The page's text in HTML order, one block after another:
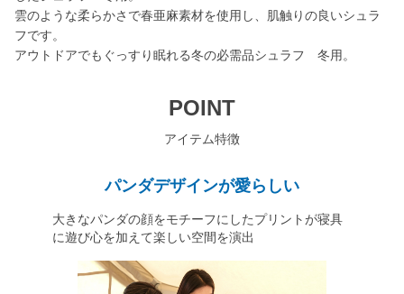
雲のような柔らかさで春亜麻素材を使用し、肌触りの良いシュラ
フです。
アウトドアでもぐっすり眠れる冬の必需品シュラフ 冬用。
POINT
アイテム特徴
パンダデザインが愛らしい
大きなパンダの顔をモチーフにしたプリントが寝具
に遊び心を加えて楽しい空間を演出